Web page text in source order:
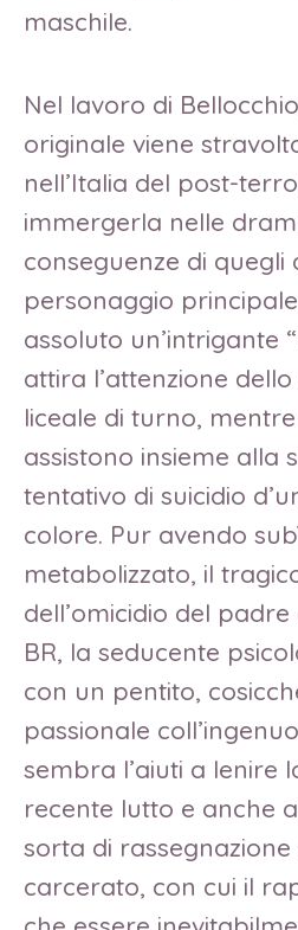
maschile.
Nel lavoro di
originale viene
nell’Italia del post-
immergerla nelle
conseguenze di quegli
personaggio
assoluto un’intrigante
attira l’attenzione
liceale di turno,
assistono insieme alla
tentativo di suicidio
colore. Pur avendo
metabolizzato, il
dell’omicidio del
BR, la seducente
con un pentito,
passionale
sembra l’aiuti a lenire
recente lutto e anche
sorta di
carcerato, con cui il